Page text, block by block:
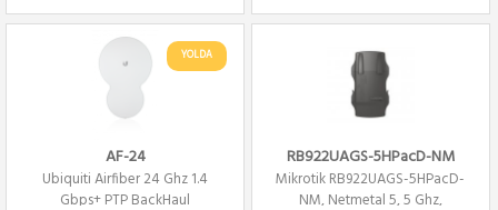
YOLDA
AF-24
Ubiquiti Airfiber 24 Ghz 1.4
Gbps+ PTP BackHaul
RB922UAGS-5HPacD-NM
Mikrotik RB922UAGS-5HPacD-
NM, Netmetal 5, 5 Ghz,